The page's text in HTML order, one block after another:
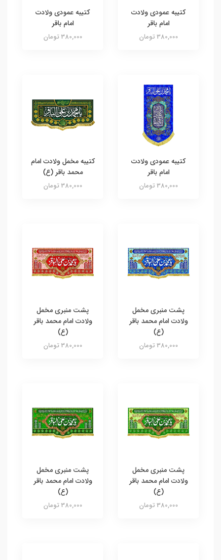
کتیبه عمودی ولادت
امام باقر
380,000 تومان
کتیبه عمودی ولادت
امام باقر
380,000 تومان
کتیبه عمودی ولادت
امام باقر
380,000 تومان
کتیبه مخمل ولادت امام
محمد باقر (ع)
380,000 تومان
پشت منبری مخمل
ولادت امام محمد باقر
(ع)
380,000 تومان
پشت منبری مخمل
ولادت امام محمد باقر
(ع)
380,000 تومان
پشت منبری مخمل
ولادت امام محمد باقر
(ع)
380,000 تومان
پشت منبری مخمل
ولادت امام محمد باقر
(ع)
380,000 تومان